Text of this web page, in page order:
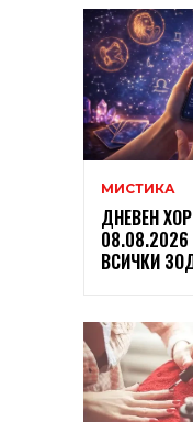
МИСТИКА
ДНЕВЕН
ВСИЧКИ